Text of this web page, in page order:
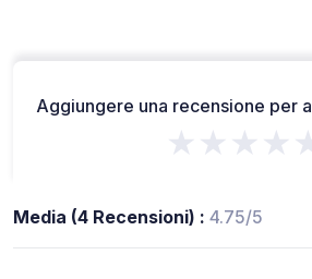
Aggiungere una recensione per
Media (4 Recensioni) : 4.75/5